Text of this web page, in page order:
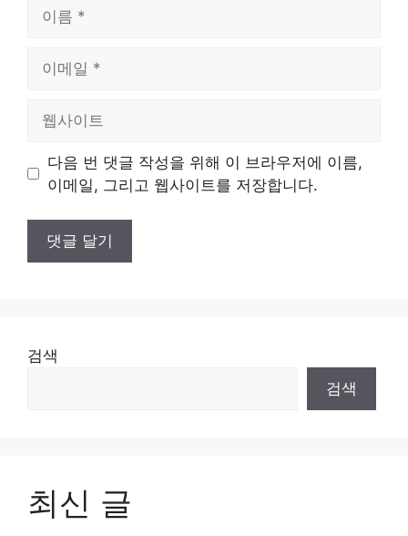
트
다음 번 댓글 작성을 위해 이 브라우저에 이름,
이메일, 그리고 웹사이트를 저장합니다.
검색
검색
최신 글